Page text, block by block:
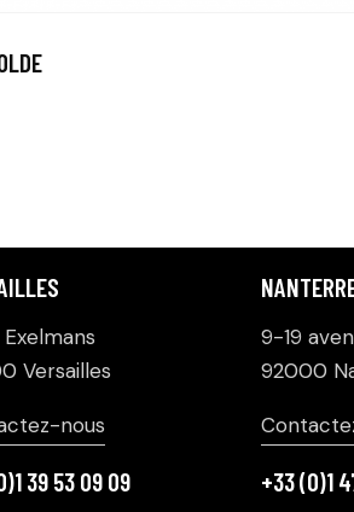
Exelmans
Versailles
nous
39 53 09 09
9-19
92000
+33 (0)1